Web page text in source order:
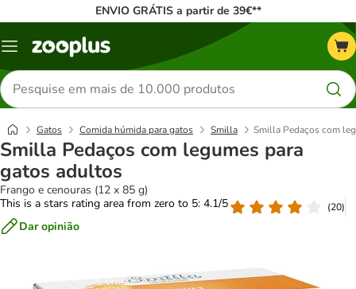
ENVIO GRÁTIS a partir de 39€**
Menu
Pesquisar
produtos
Gatos Comida húmida para gatos Smilla Smilla Pedaços com
Smilla Pedaços com legumes para
gatos adultos
Frango e cenouras (12 x 85 g)
This is a stars rating area from zero to 5: 4.1/5
(20)
Dar opinião